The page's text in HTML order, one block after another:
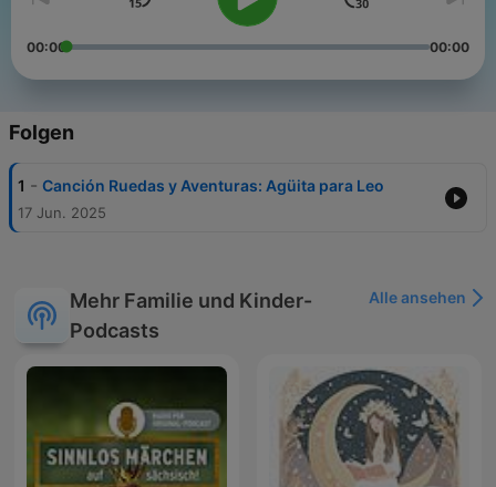
00:00 00:00
Folgen
1 - Canción Ruedas y Aventuras: Agüita para Leo
17 Jun. 2025
Mehr Familie und Kinder-
Podcasts
Alle ansehen